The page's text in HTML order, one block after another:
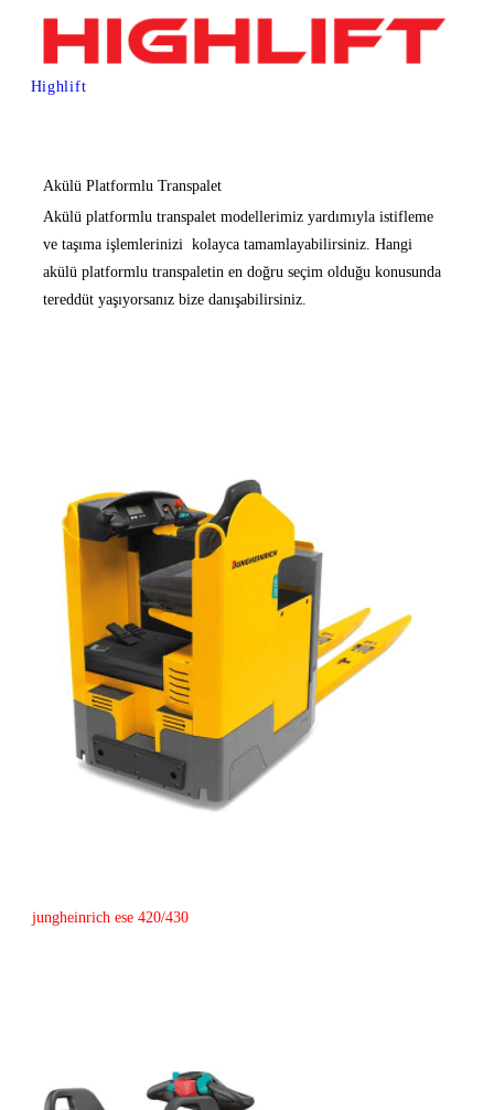
HighliftAkülü Platformlu
Akülü Platformlu Transpalet
Akülü platformlu transpalet modellerimiz yardımıyla istifleme
ve taşıma işlemlerinizi kolayca tamamlayabilirsiniz. Hangi
akülü platformlu transpaletin en doğru seçim olduğu konusunda
tereddüt yaşıyorsanız bize danışabilirsiniz.
jungheinrich ese 420/430